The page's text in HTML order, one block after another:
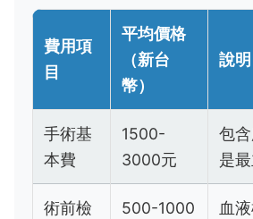
費用項
目
平均價格
（新台
幣）
說明
手術基
本費
1500-
3000元
包
是
術前檢
500-1000
血